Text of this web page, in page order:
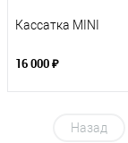
Кассатка MINI
16 000 ₽
Назад